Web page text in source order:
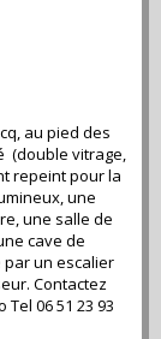
au pied des
(double vitrage,
repeint pour la
une
une salle de
cave de
par un escalier
Contactez
06 51 23 93